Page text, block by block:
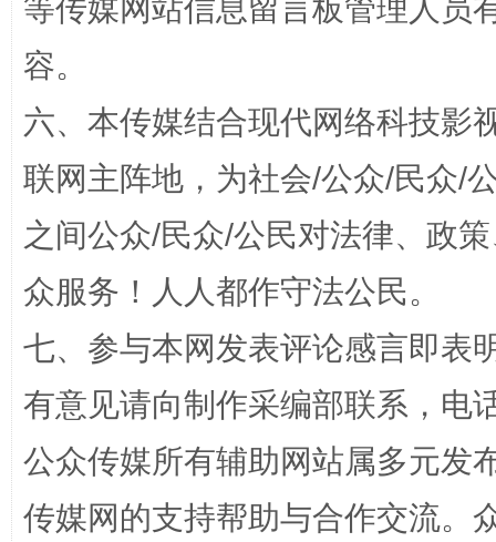
招工难、用工荒背后
网上购药对药下症？
等传媒网站信息留言板管理人员
容。
六、本传媒结合现代网络科技影
联网主阵地，为社会/公众/民众/
之间公众/民众/公民对法律、政
众服务！人人都作守法公民。
七、参与本网发表评论感言即表
有意见请向制作采编部联系，电
公众传媒所有辅助网站属多元发
传媒网的支持帮助与合作交流。